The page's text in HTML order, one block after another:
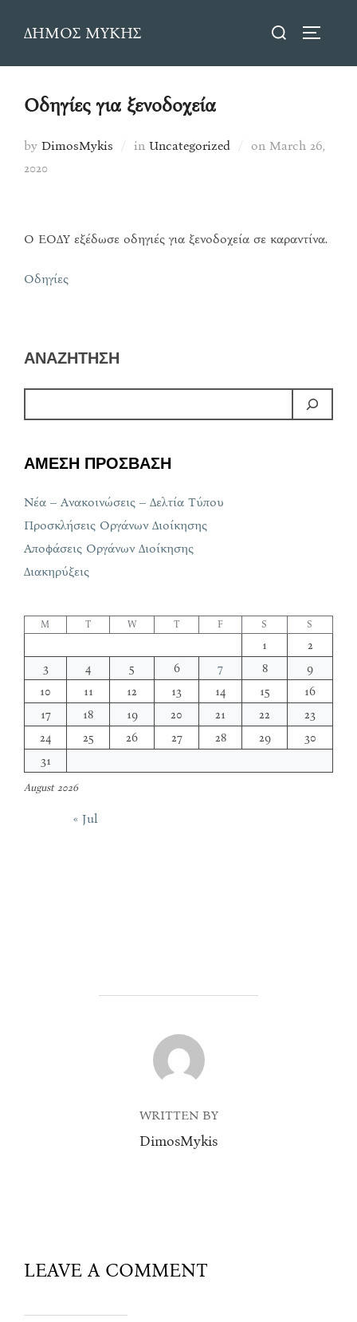
ΔΗΜΟΣ ΜΥΚΗΣ
Search
Οδηγίες για ξενοδοχεία
by DimosMykis in Uncategorized on Posted
March 26,
2020
Ο ΕΟΔΥ εξέδωσε οδηγιές για ξενοδοχεία σε καραντίνα.
Οδηγίες
ΑΝΑΖΗΤΗΣΗ
ΑΜΕΣΗ ΠΡΟΣΒΑΣΗ
Νέα – Ανακοινώσεις – Δελτία Τύπου
Προσκλήσεις Οργάνων Διοίκησης
Αποφάσεις Οργάνων Διοίκησης
Διακηρύξεις
August 2026
M T W T F S S
1
2
3
4 5 6 7 8
9
10
11 12 13 14 15
16
17
18 19 20 21 22
23
24
25 26 27 28 29
30
31
« Jul
POST AUTHOR
WRITTEN BY
DimosMykis
LEAVE A COMMENT